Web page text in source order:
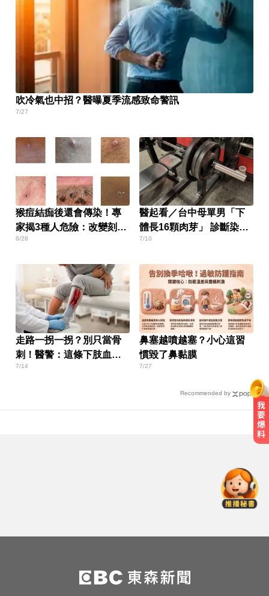
吹冷氣也中招？醫曝夏季流感致命警訊
7/27
猴痘結痂後還會傳染！專
家揭3種人危險：改變刻板
印象
6/28
醫起看／台中母單男「下
體長16顆肉芽」 診斷染菜
花！恐是健身房惹禍
7/10
走路一拐一拐？別只當骨
刺！醫警：這條下肢血管
堵塞恐截肢！
7/14
鼻塞越噴越塞？小心這習
慣毀了鼻黏膜
7/27
Recommended by
撞 妻死車內夫送醫
台股回檔ETF全賺「該跑嗎？」網
揭最大陷阱 勸調節1類股